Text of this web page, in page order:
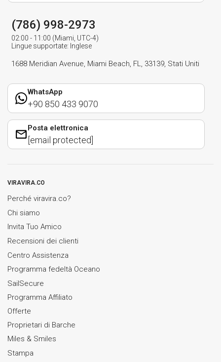
(786) 998-2973
02:00 - 11:00 (Miami, UTC-4)
Lingue supportate: Inglese
1688 Meridian Avenue, Miami Beach, FL, 33139, Stati Uniti
WhatsApp
+90 850 433 9070
Posta elettronica
[email protected]
VIRAVIRA.CO
Perché viravira.co?
Chi siamo
Invita Tuo Amico
Recensioni dei clienti
Centro Assistenza
Programma fedeltà Oceano
SailSecure
Programma Affiliato
Offerte
Proprietari di Barche
Miles & Smiles
Stampa